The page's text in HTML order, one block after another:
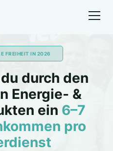
FREIHEIT IN 2026
durch den
Energie- &
ein 6–7
pro